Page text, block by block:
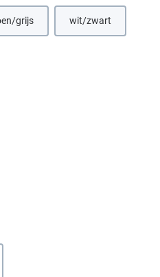
beschikbaar.)
grijs
optie is momenteel niet beschikbaar.)
wit/zwart(Deze optie is
niet beschikbaar.)